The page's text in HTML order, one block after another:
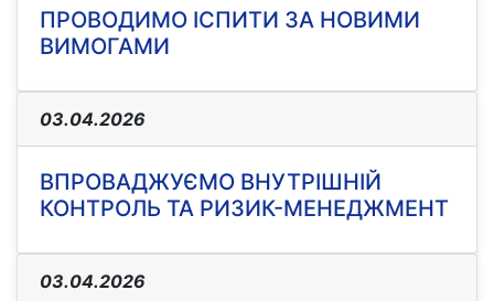
ПРОВОДИМО ІСПИТИ ЗА НОВИМИ
ВИМОГАМИ
03.04.2026
ВПРОВАДЖУЄМО ВНУТРІШНІЙ
КОНТРОЛЬ ТА РИЗИК-МЕНЕДЖМЕНТ
03.04.2026